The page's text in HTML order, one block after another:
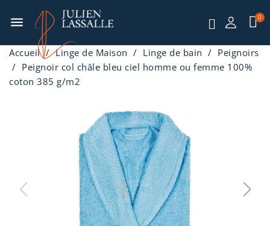
menu
Accueil Linge de Maison Linge de bain
Peignoirs
Peignoir col châle bleu ciel homme ou femme 100%
coton 385 g/m2